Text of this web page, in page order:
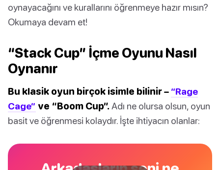
oynayacağını ve kurallarını öğrenmeye hazır mısın?
Okumaya devam et!
“Stack Cup” İçme Oyunu Nasıl
Oynanır
Bu klasik oyun birçok isimle bilinir – “Rage
Cage” ve “Boom Cup”. Adı ne olursa olsun, oyun
basit ve öğrenmesi kolaydır. İşte ihtiyacın olanlar: